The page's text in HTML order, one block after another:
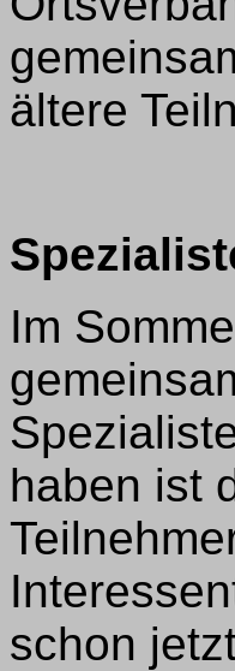
ältere
Im
haben ist
schon